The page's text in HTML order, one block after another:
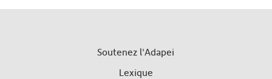
Soutenez l'Adapei
Lexique